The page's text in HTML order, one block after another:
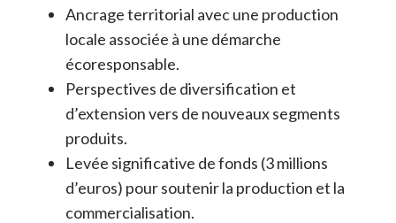
Ancrage territorial avec une production
locale associée à une démarche
écoresponsable.
Perspectives de diversification et
d’extension vers de nouveaux segments
produits.
Levée significative de fonds (3 millions
d’euros) pour soutenir la production et la
commercialisation.